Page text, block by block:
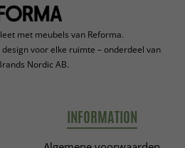
met meubels van Reforma.
voor elke ruimte – onderdeel van
Nordic AB.
INFORMATION